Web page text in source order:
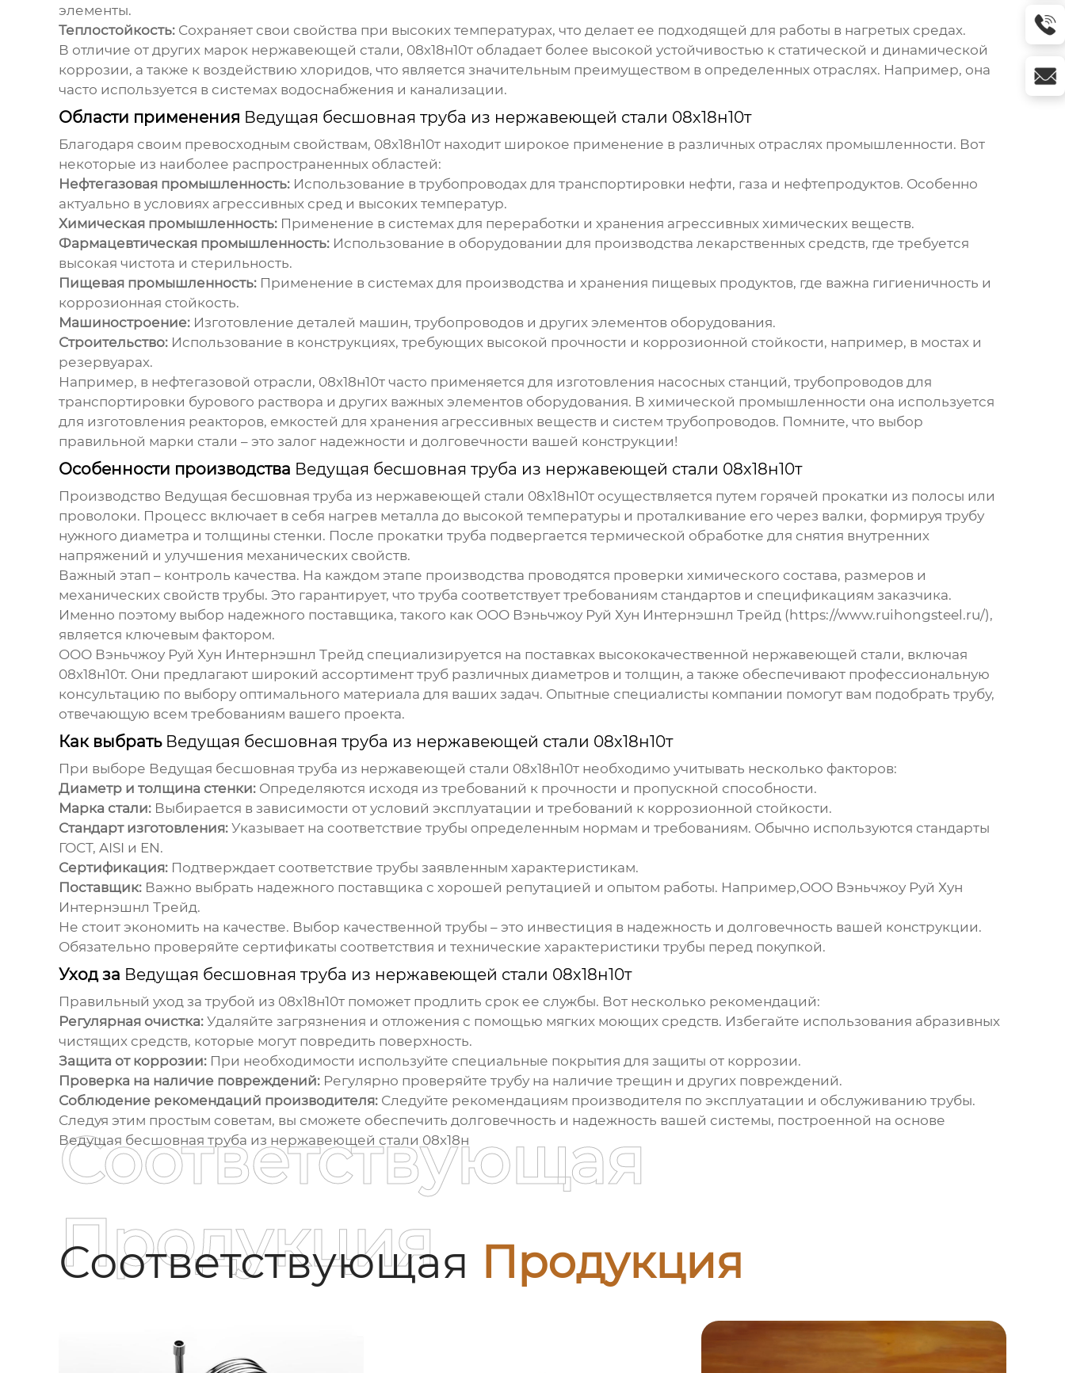
элементы.
Теплостойкость:Сохраняет свои свойства при высоких температурах, что делает ее подходящей для работы в нагретых средах.
В отличие от других марок нержавеющей стали, 08х18н10тобладает более высокой устойчивостью к статической и динамической
коррозии, а также к воздействию хлоридов, что является значительным преимуществом в определенных отраслях. Например, она
часто используется в системах водоснабжения и канализации.
Области применения Ведущая бесшовная труба из нержавеющей стали 08х18н10т
Благодаря своим превосходным свойствам, 08х18н10тнаходит широкое применение в различных отраслях промышленности. Вот
некоторые из наиболее распространенных областей:
Нефтегазовая промышленность:Использование в трубопроводах для транспортировки нефти, газа и нефтепродуктов. Особенно
актуально в условиях агрессивных сред и высоких температур.
Химическая промышленность:Применение в системах для переработки и хранения агрессивных химических веществ.
Фармацевтическая промышленность:Использование в оборудовании для производства лекарственных средств, где требуется
высокая чистота и стерильность.
Пищевая промышленность:Применение в системах для производства и хранения пищевых продуктов, где важна гигиеничность и
коррозионная стойкость.
Машиностроение:Изготовление деталей машин, трубопроводов и других элементов оборудования.
Строительство:Использование в конструкциях, требующих высокой прочности и коррозионной стойкости, например, в мостах и
резервуарах.
Например, в нефтегазовой отрасли, 08х18н10тчасто применяется для изготовления насосных станций, трубопроводов для
транспортировки бурового раствора и других важных элементов оборудования. В химической промышленности она используется
для изготовления реакторов, емкостей для хранения агрессивных веществ и систем трубопроводов. Помните, что выбор
правильной марки стали – это залог надежности и долговечности вашей конструкции!
Особенности производства Ведущая бесшовная труба из нержавеющей стали 08х18н10т
Производство Ведущая бесшовная труба из нержавеющей стали 08х18н10тосуществляется путем горячей прокатки из полосы или
проволоки. Процесс включает в себя нагрев металла до высокой температуры и проталкивание его через валки, формируя трубу
нужного диаметра и толщины стенки. После прокатки труба подвергается термической обработке для снятия внутренних
напряжений и улучшения механических свойств.
Важный этап – контроль качества. На каждом этапе производства проводятся проверки химического состава, размеров и
механических свойств трубы. Это гарантирует, что труба соответствует требованиям стандартов и спецификациям заказчика.
Именно поэтому выбор надежного поставщика, такого как ООО Вэньчжоу Руй Хун Интернэшнл Трейд (https://www.ruihongsteel.ru/),
является ключевым фактором.
ООО Вэньчжоу Руй Хун Интернэшнл Трейд специализируется на поставках высококачественной нержавеющей стали, включая
08х18н10т. Они предлагают широкий ассортимент труб различных диаметров и толщин, а также обеспечивают профессиональную
консультацию по выбору оптимального материала для ваших задач. Опытные специалисты компании помогут вам подобрать трубу,
отвечающую всем требованиям вашего проекта.
Как выбрать Ведущая бесшовная труба из нержавеющей стали 08х18н10т
При выборе Ведущая бесшовная труба из нержавеющей стали 08х18н10тнеобходимо учитывать несколько факторов:
Диаметр и толщина стенки:Определяются исходя из требований к прочности и пропускной способности.
Марка стали:Выбирается в зависимости от условий эксплуатации и требований к коррозионной стойкости.
Стандарт изготовления:Указывает на соответствие трубы определенным нормам и требованиям. Обычно используются стандарты
ГОСТ, AISI и EN.
Сертификация:Подтверждает соответствие трубы заявленным характеристикам.
Поставщик:Важно выбрать надежного поставщика с хорошей репутацией и опытом работы. Например,ООО Вэньчжоу Руй Хун
Интернэшнл Трейд.
Не стоит экономить на качестве. Выбор качественной трубы – это инвестиция в надежность и долговечность вашей конструкции.
Обязательно проверяйте сертификаты соответствия и технические характеристики трубы перед покупкой.
Уход за Ведущая бесшовная труба из нержавеющей стали 08х18н10т
Правильный уход за трубой из 08х18н10тпоможет продлить срок ее службы. Вот несколько рекомендаций:
Регулярная очистка:Удаляйте загрязнения и отложения с помощью мягких моющих средств. Избегайте использования абразивных
чистящих средств, которые могут повредить поверхность.
Защита от коррозии:При необходимости используйте специальные покрытия для защиты от коррозии.
Проверка на наличие повреждений:Регулярно проверяйте трубу на наличие трещин и других повреждений.
Соблюдение рекомендаций производителя:Следуйте рекомендациям производителя по эксплуатации и обслуживанию трубы.
Следуя этим простым советам, вы сможете обеспечить долговечность и надежность вашей системы, построенной на основе
Ведущая бесшовная труба из нержавеющей стали 08х18н
Соответствующая Продукция
Соответствующая
Продукция